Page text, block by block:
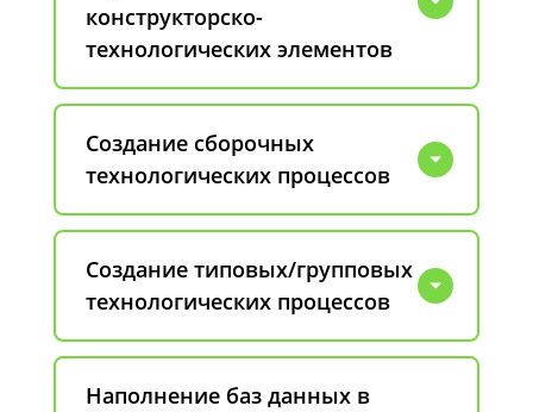
конструкторско-
технологических элементов
Создание сборочных
технологических процессов
Создание типовых/групповых
технологических процессов
Наполнение баз данных в